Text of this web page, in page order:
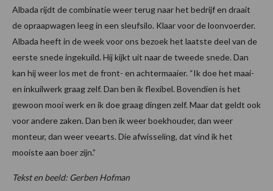
Albada rijdt de combinatie weer terug naar het bedrijf en draait
de opraapwagen leeg in een sleufsilo. Klaar voor de loonvoerder.
Albada heeft in de week voor ons bezoek het laatste deel van de
eerste snede ingekuild. Hij kijkt uit naar de tweede snede. Dan
kan hij weer los met de front- en achtermaaier. “Ik doe het maai-
en inkuilwerk graag zelf. Dan ben ik flexibel. Bovendien is het
gewoon mooi werk en ik doe graag dingen zelf. Maar dat geldt ook
voor andere zaken. Dan ben ik weer boekhouder, dan weer
monteur, dan weer veearts. Die afwisseling, dat vind ik het
mooiste aan boer zijn.”
Tekst en beeld: Gerben Hofman